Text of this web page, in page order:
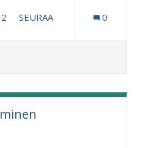
2 2 SEURAAJAA
SEURAA 0